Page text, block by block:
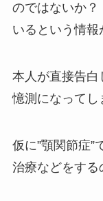
のではないか？
いるという情報
本人が直接告
憶測になってし
仮に”顎関節症”
治療などをする